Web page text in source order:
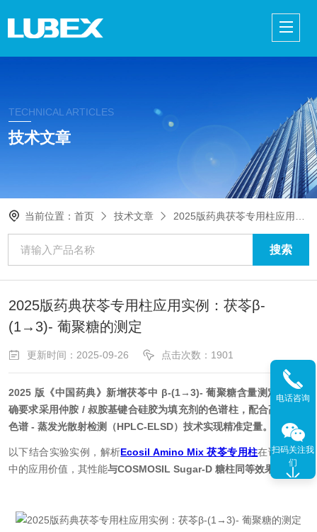
TECHNICAL ARTICLES
技术文章
当前位置：首页 技术文章 2025版药典茯苓专用柱应用实例：茯苓β-(1→3)- 葡聚糖的测定
2025版药典茯苓专用柱应用实例：茯苓β-
(1→3)- 葡聚糖的测定
更新时间：2025-09-26 点击次数：1901
2025 版《中国药典》新增茯苓中 β-(1→3)- 葡聚糖含量测定项，明
确要求采用仲胺 / 叔胺基键合硅胶为填充剂的色谱柱，配合高效液相
色谱 - 蒸发光散射检测（HPLC-ELSD）技术实现精准定量。
以下结合实验实例，解析Ecosil Amino Mix 茯苓专用柱在该项检测
中的应用价值，其性能与COSMOSIL Sugar-D 糖柱同等效果
电话咨询
扫码关注我
们